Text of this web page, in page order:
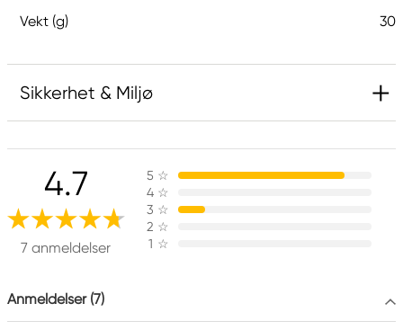
Vekt (g)
30
Sikkerhet & Miljø
Ansvarlig EU
Kreatima
Panduro
205 14 Malmö, Sweden
www.panduro.com
4.7
7 anmeldelser
5 ☆
4 ☆
3 ☆
2 ☆
1 ☆
Anmeldelser (7)